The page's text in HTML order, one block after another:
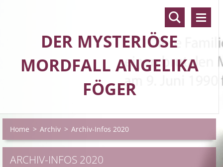
DER MYSTERIÖSE
MORDFALL ANGELIKA
FÖGER
Home > Archiv > Archiv-Infos 2020
ARCHIV-INFOS 2020